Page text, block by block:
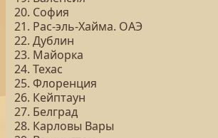
20. София
21. Рас-эль-Хайма. ОАЭ
22. Дублин
23. Майорка
24. Техас
25. Флоренция
26. Кейптаун
27. Белград
28. Карловы Вары